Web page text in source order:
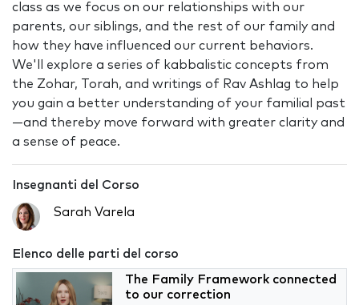
class as we focus on our relationships with our
parents, our siblings, and the rest of our family and
how they have influenced our current behaviors.
We'll explore a series of kabbalistic concepts from
the Zohar, Torah, and writings of Rav Ashlag to help
you gain a better understanding of your familial past
—and thereby move forward with greater clarity and
a sense of peace.
Insegnanti del Corso
Sarah Varela
Elenco delle parti del corso
The Family Framework connected
to our correction